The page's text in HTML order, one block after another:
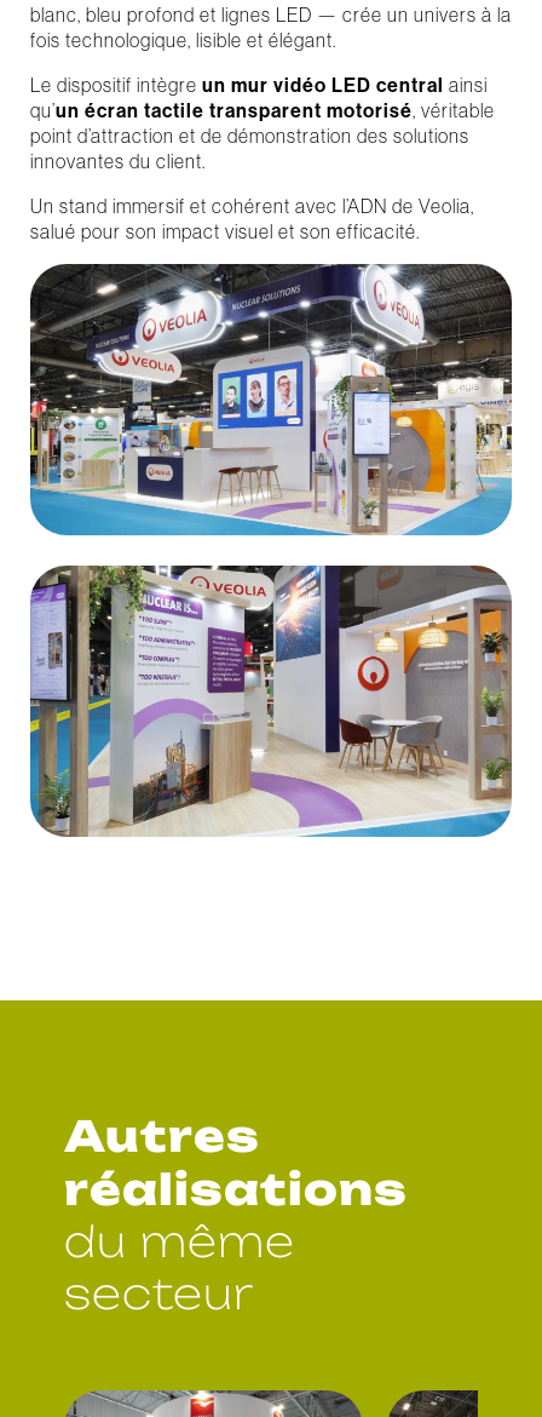
blanc, bleu profond et lignes LED — crée un univers à la
fois technologique, lisible et élégant.
Le dispositif intègre un mur vidéo LED central ainsi
qu’un écran tactile transparent motorisé, véritable
point d’attraction et de démonstration des solutions
innovantes du client.
Un stand immersif et cohérent avec l’ADN de Veolia,
salué pour son impact visuel et son efficacité.
Autres
réalisations
du même
secteur